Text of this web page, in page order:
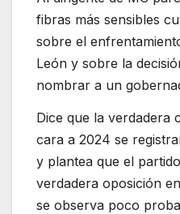
fibras más sensibles
sobre el
León y sobre la
nombrar a un
Dice que la verdadera
cara a 2024 se
y plantea que el
verdadera oposición
se observa poco